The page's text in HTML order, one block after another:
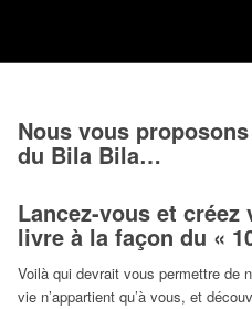
Nous vous
du Bila Bila…
Lancez-vous et
livre à la façon du «
Voilà qui devrait vous permettre de
vie n’appartient qu’à vous, et